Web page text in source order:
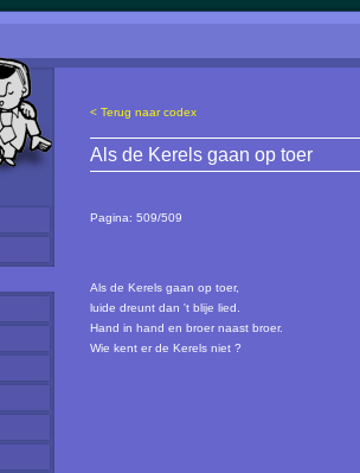
< Terug naar codex
Als de Kerels gaan op toer
Pagina: 509/509
Als de Kerels gaan op toer,
luide dreunt dan 't blije lied.
Hand in hand en broer naast broer.
Wie kent er de Kerels niet ?